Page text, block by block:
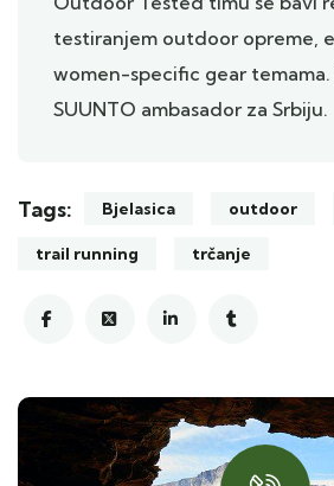
testiranjem outdoor opreme,
women-specific gear
SUUNTO ambasador za Srbiju.
Tags: Bjelasica outdoor
trail running trčanje